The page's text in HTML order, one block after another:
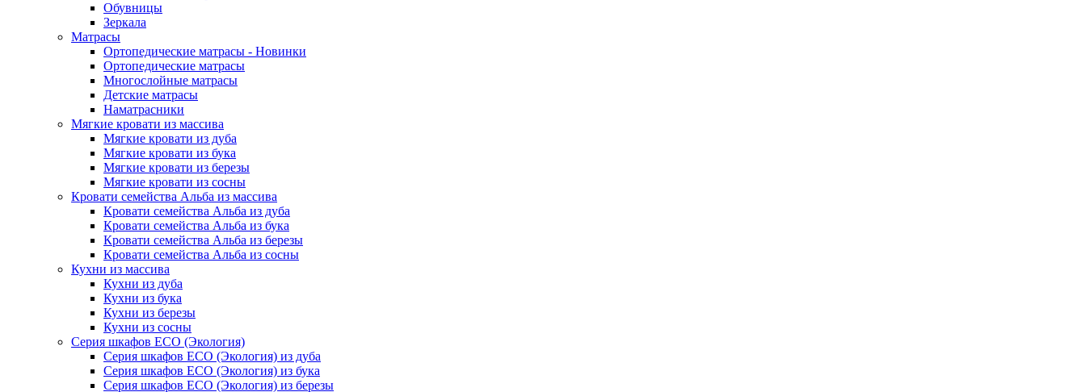
Обувницы
Зеркала
Матрасы
Ортопедические матрасы - Новинки
Ортопедические матрасы
Многослойные матрасы
Детские матрасы
Наматрасники
Мягкие кровати из массива
Мягкие кровати из дуба
Мягкие кровати из бука
Мягкие кровати из березы
Мягкие кровати из сосны
Кровати семейства Альба из массива
Кровати семейства Альба из дуба
Кровати семейства Альба из бука
Кровати семейства Альба из березы
Кровати семейства Альба из сосны
Кухни из массива
Кухни из дуба
Кухни из бука
Кухни из березы
Кухни из сосны
Серия шкафов ECO (Экология)
Серия шкафов ECO (Экология) из дуба
Серия шкафов ECO (Экология) из бука
Серия шкафов ECO (Экология) из березы